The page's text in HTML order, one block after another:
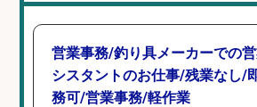
営業事務/釣り具メーカーでの
シスタントのお仕事/残業なし/
務可/営業事務/軽作業